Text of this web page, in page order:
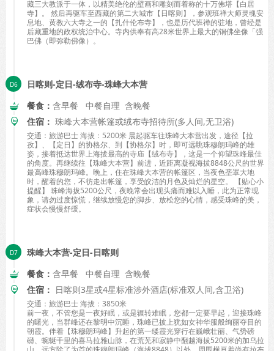
藏三大教派于一体，以精美绝伦的壁画和雕刻而着称的十万佛塔【白居
寺】。 然后再驱车至西藏的第二大城市【日喀则】，参观班禅大师灵魂安
息地、黄教六大寺之一的【扎什伦布寺】，也是历代班禅的驻地，曾经是
后藏重地的政权统治中心。寺内供奉有高28米世界上最大的铜佛坐像「强
巴佛（即弥勒佛像）。
日喀则-定日-绒布寺-珠峰大本营
餐食： 含早餐 中餐自理 含晚餐
住宿： 珠峰大本营帐篷或绒布寺招待所(多人间,无卫浴)
交通：旅游巴士 海拔：5200米 晨起驱车往珠峰大本营出发，途径【拉
孜】、【定日】的协格尔、到【协格尔】时，即可远眺珠穆朗玛峰的雄
姿，接着抵达世界上海拔最高的寺庙【绒布寺】，这是一个仰望珠峰最佳
的角度。再继续往【珠峰大本营】前进，近距离凝视海拔8848公尺的世界
最高峰珠穆朗玛峰。晚上，住在珠峰大本营的帐篷区，当夜色垄罩大地
时，醒着的您，不彷走出帐篷，享受皎洁的月色及灿烂的星空。 【贴心小
提醒】 珠峰海拔5200公尺，夜晚常会出现头痛而难以入睡，此为正常现
象，请勿过度惊慌，继续放慢您的脚步、放松您的心情，感受珠峰的美，
症状会慢慢舒缓。
珠峰大本营-定日-日喀则
餐食： 含早餐 中餐自理 含晚餐
住宿： 日喀则3星或4星标准涉外酒店(标准双人间,含卫浴)
交通：旅游巴士 海拔：3850米
前一夜，不管您是一夜好眠，或是辗转难眠，您都一定要早起，迎接珠峰
的曙光，当群峰还在黎明中沉睡，珠峰已披上犹如女神华服般绚丽夺目的
朝霞。伴着【珠穆朗玛峰】升起的第一缕霞光穿行在巍峨壮丽、气势磅
礴、蜿蜒千里的喜马拉雅山脉，在荒芜和寂静中翻越海拔5200米的加乌拉